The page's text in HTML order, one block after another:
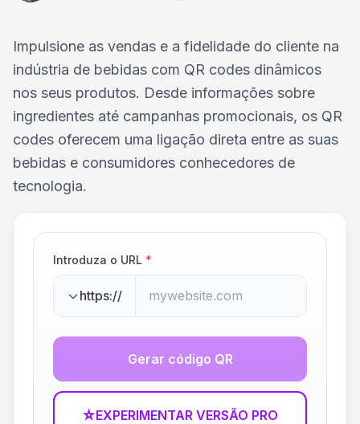
Impulsione as vendas e a fidelidade do cliente na
indústria de bebidas com QR codes dinâmicos
nos seus produtos. Desde informações sobre
ingredientes até campanhas promocionais, os QR
codes oferecem uma ligação direta entre as suas
bebidas e consumidores conhecedores de
tecnologia.
Introduza o URL *
https://
Gerar código QR
☆EXPERIMENTAR VERSÃO PRO